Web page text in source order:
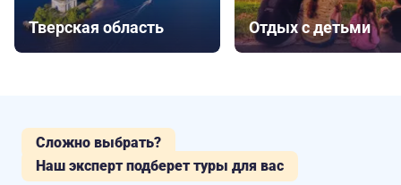
Тверская область Отдых с детьми
Сложно выбрать?
Наш эксперт подберет туры для вас